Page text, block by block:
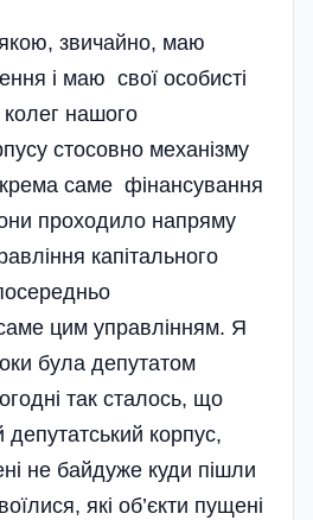
звичайно, маю
і маю свої особисті
нашого
стосовно механізму
саме фінансування
проходило напряму
капітального
цим управлінням. Я
була депутатом
так сталось, що
корпус,
не байдуже куди пішли
які об’єкти пущені